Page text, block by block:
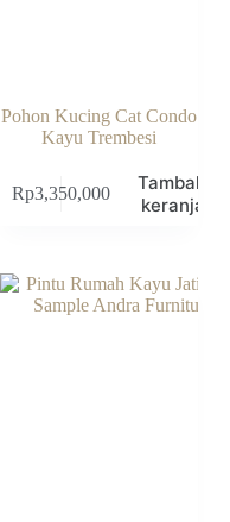
Pohon Kucing Cat Condo
Kayu Trembesi
Rp3,350,000
Tambah ke
keranjang